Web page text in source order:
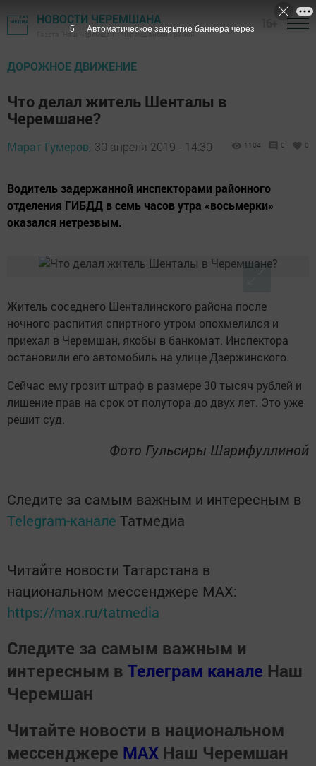
НОВОСТИ ЧЕРЕМШАНА
Газета "Наш Черемшан" - Черемшанский район
ДОРОЖНОЕ ДВИЖЕНИЕ
Что делал житель Шенталы в
Черемшане?
Марат Гумеров, 30 апреля 2019 - 14:30 1104 0 0
Водитель задержанной инспекторами районного
отделения ГИБДД в семь часов утра «восьмерки»
оказался нетрезвым.
Житель соседнего Шенталинского района после
ночного распития спиртного утром опохмелился и
приехал в Черемшан, якобы в банкомат. Инспектора
остановили его автомобиль на улице Дзержинского.
Сейчас ему грозит штраф в размере 30 тысяч рублей и
лишение прав на срок от полутора до двух лет. Это уже
решит суд.
Фото Гульсиры Шарифуллиной
Следите за самым важным и интересным в
Telegram-канале Татмедиа
Читайте новости Татарстана в
национальном мессенджере MАХ:
https://max.ru/tatmedia
Следите за самым важным и
интересным в Телеграм канале Наш
Черемшан
Читайте новости в национальном
мессенджере MАХ Наш Черемшан
3 Автоматическое закрытие баннера через